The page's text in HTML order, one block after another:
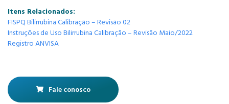
Itens Relacionados:
FISPQ Bilirrubina Calibração – Revisão 02
Instruções de Uso Bilirrubina Calibração – Revisão Maio/2022
Registro ANVISA
Fale conosco